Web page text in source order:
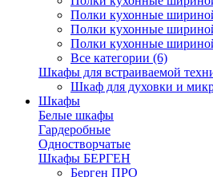
Полки кухонные
Полки кухонные
Полки кухонные
Все категории (6)
Шкафы для встраиваемой
Шкаф для духовки и
Шкафы
Белые шкафы
Гардеробные
Одностворчатые
Шкафы БЕРГЕН
Берген ПРО